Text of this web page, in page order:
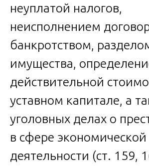
неуплатой налогов,
неисполнением
банкротством,
имущества,
действительной
уставном капитале, а
уголовных делах о
в сфере экономической
деятельности (ст. 159,